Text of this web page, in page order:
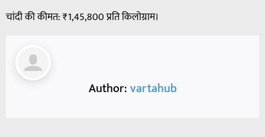
चांदी की कीमत: ₹1,45,800 प्रति किलोग्राम।
Author:vartahub